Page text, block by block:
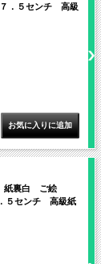
．５センチ 高級
紙裏白 ご絵
センチ 高級紙